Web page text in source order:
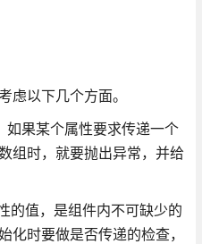
虑以下几个方面。
如果某个属性要求传递一个
组时，就要抛出异常，并给
的值，是组件内不可缺少的
化时要做是否传递的检查，